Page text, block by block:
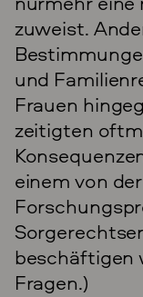
zuweist.
und
Frauen
zeitigten
einem von
beschäftigen
Fragen.)